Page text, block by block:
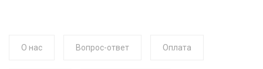
О нас Вопрос-ответ Оплата